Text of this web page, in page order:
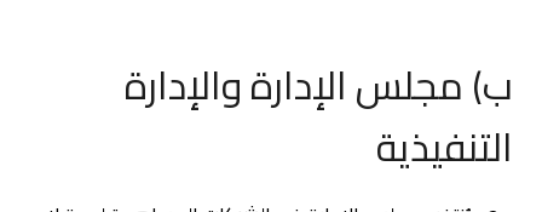
ب) مجلس الإدارة والإدارة
التنفيذية